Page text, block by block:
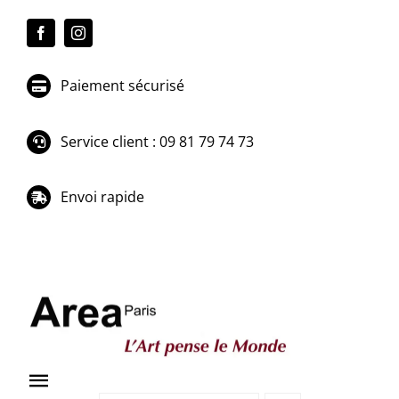
Paiement sécurisé
Service client : 09 81 79 74 73
Envoi rapide